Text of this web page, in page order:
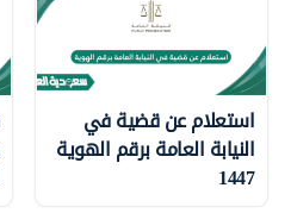
استعلام عن قضية في
النيابة العامة برقم الهوية
1447